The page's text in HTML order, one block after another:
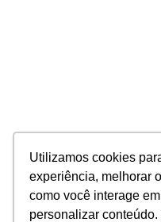
Utilizamos cookies
experiência, melhorar
como você interage
personalizar